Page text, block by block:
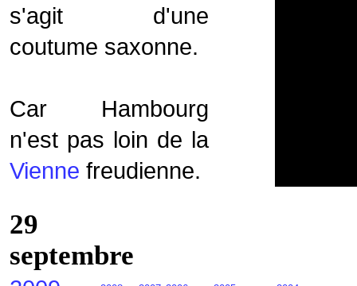
s'agit d'une
coutume saxonne.
Car Hambourg
n'est pas loin de la
Vienne freudienne.
29
septembre